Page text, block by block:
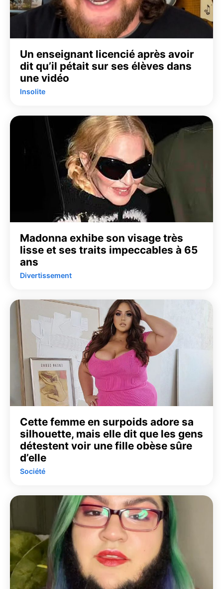
Un enseignant licencié après avoir
dit qu’il pétait sur ses élèves dans
une vidéo
Insolite
Madonna exhibe son visage très
lisse et ses traits impeccables à 65
ans
Divertissement
Cette femme en surpoids adore sa
silhouette, mais elle dit que les gens
détestent voir une fille obèse sûre
d’elle
Société